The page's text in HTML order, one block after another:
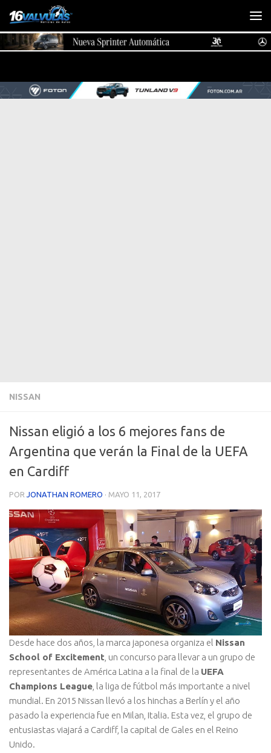
Saltar al contenido
NISSAN
Nissan eligió a los 6 mejores fans de
Argentina que verán la Final de la UEFA
en Cardiff
POR JONATHAN ROMERO · MAYO 11, 2017
Desde hace dos años, la marca japonesa organiza el Nissan
School of Excitement , un concurso para llevar a un grupo de
representantes de América Latina a la final de la UEFA
Champions League , la liga de fútbol más importante a nivel
mundial. En 2015 Nissan llevó a los hinchas a Berlín y el año
pasado la experiencia fue en Milan, Italia. Esta vez, el grupo de
entusiastas viajará a Cardiff, la capital de Gales en el Reino
Unido.